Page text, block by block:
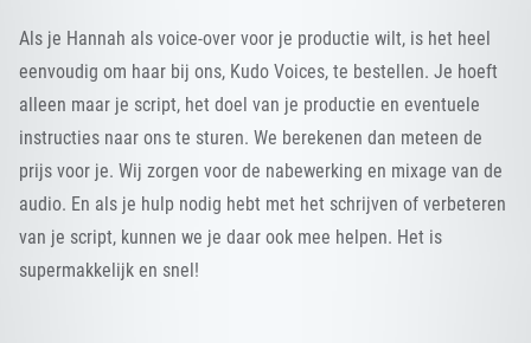
Als je Hannah als voice-over voor je productie wilt, is het heel
eenvoudig om haar bij ons, Kudo Voices, te bestellen. Je hoeft
alleen maar je script, het doel van je productie en eventuele
instructies naar ons te sturen. We berekenen dan meteen de
prijs voor je. Wij zorgen voor de nabewerking en mixage van de
audio. En als je hulp nodig hebt met het schrijven of verbeteren
van je script, kunnen we je daar ook mee helpen. Het is
supermakkelijk en snel!